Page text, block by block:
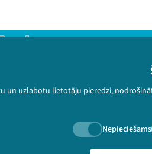
un uzlabotu lietotāju pieredzi,
Nepieciešams
politika
Visas tiesības paturētas.